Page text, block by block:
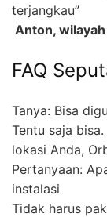
terjangkau”
 Anton,
FAQ
Tanya: Bisa
Tentu saja
lokasi Anda,
Pertanyaan:
instalasi
Tidak harus